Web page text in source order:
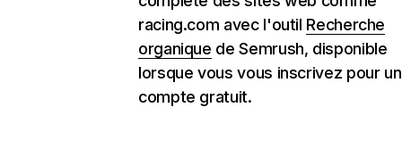
racing.com avec l'outil Recherche
organique de Semrush, disponible
lorsque vous vous inscrivez pour un
compte gratuit.